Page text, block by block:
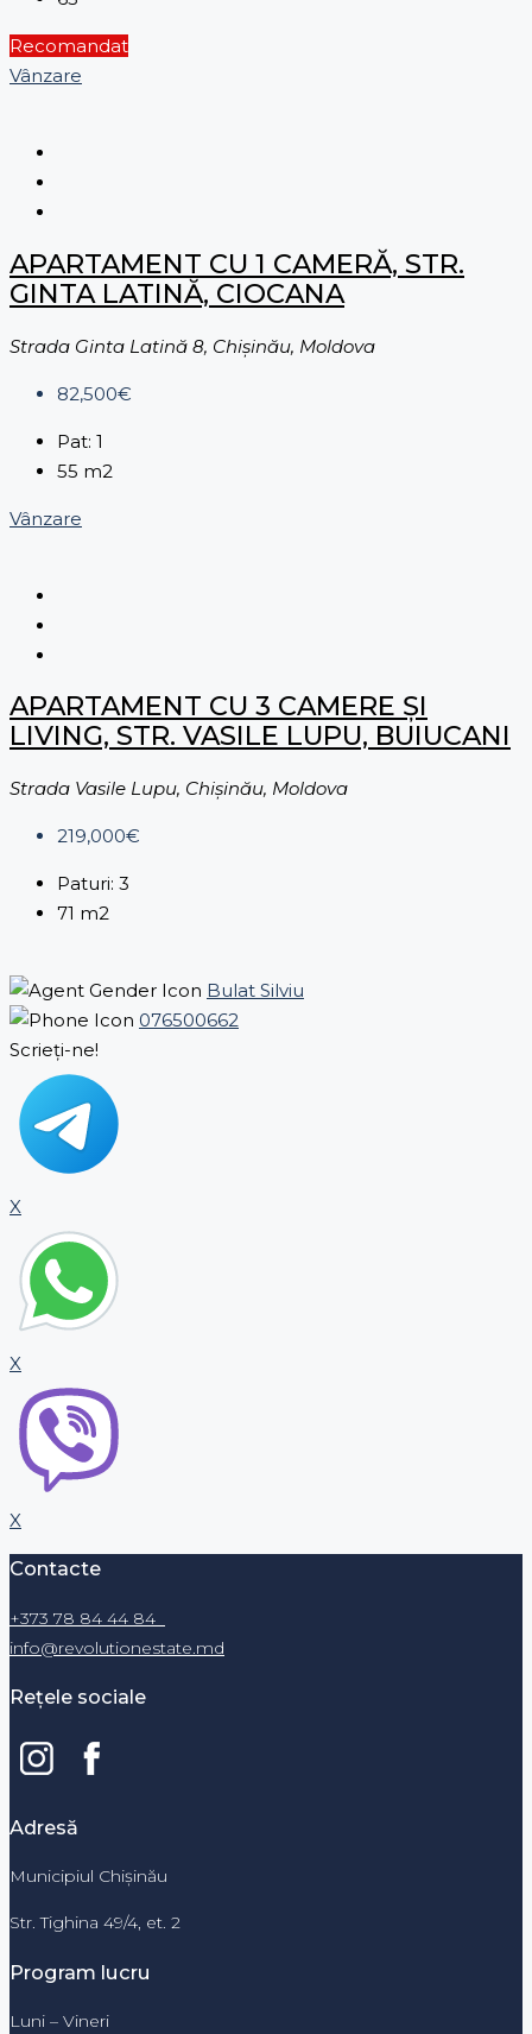
Recomandat
Vânzare
APARTAMENT CU 1 CAMERĂ, STR.
GINTA LATINĂ, CIOCANA
Strada Ginta Latină 8, Chișinău, Moldova
82,500€
Pat: 1
55 m2
Vânzare
APARTAMENT CU 3 CAMERE ȘI
LIVING, STR. VASILE LUPU, BUIUCANI
Strada Vasile Lupu, Chișinău, Moldova
219,000€
Paturi: 3
71 m2
Bulat Silviu
076500662
Scrieți-ne!
X
X
X
Contacte
+373 78 84 44 84
info@revolutionestate.md
Rețele sociale
Adresă
Municipiul Chișinău
Str. Tighina 49/4, et. 2
Program lucru
Luni – Vineri